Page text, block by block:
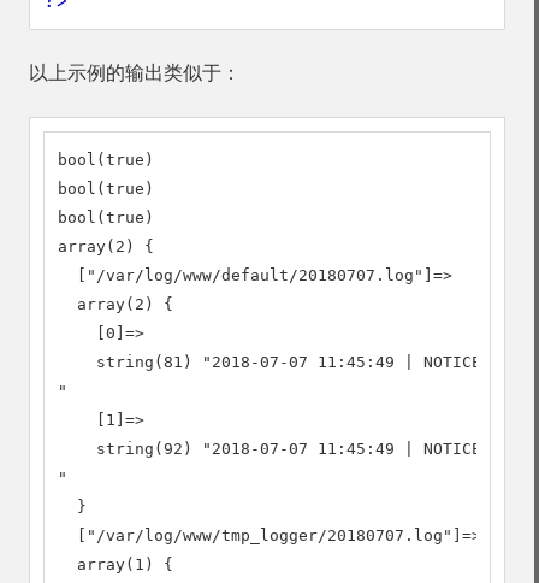
以上示例的输出类似于：
bool(true)
bool(true)
bool(true)
array(2) {
  ["/var/log/www/default/20180707.log"]=>
  array(2) {
    [0]=>
string(81) "2018-07-07 11:45:49 | NOTICE |
"
    [1]=>
string(92) "2018-07-07 11:45:49 | NOTICE |
"
  }
  ["/var/log/www/tmp_logger/20180707.log"]=>
  array(1) {